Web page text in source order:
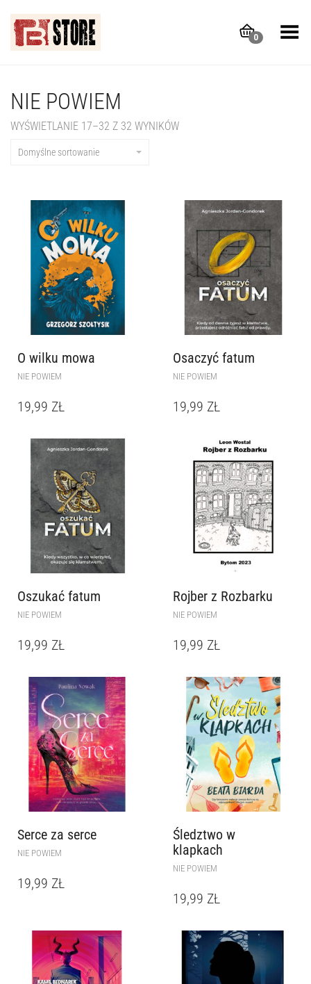
0
Toggle Menu
NIE POWIEM
WYŚWIETLANIE 17–32 Z 32 WYNIKÓW
Domyślne sortowanie
O wilku mowa
NIE POWIEM
19,99 ZŁ
Osaczyć fatum
NIE POWIEM
19,99 ZŁ
Oszukać fatum
NIE POWIEM
19,99 ZŁ
Rojber z Rozbarku
NIE POWIEM
19,99 ZŁ
Serce za serce
NIE POWIEM
19,99 ZŁ
Śledztwo w
klapkach
NIE POWIEM
19,99 ZŁ